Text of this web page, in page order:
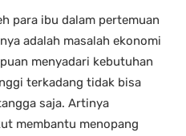
para ibu dalam pertemuan
adalah masalah ekonomi
menyadari kebutuhan
terkadang tidak bisa
saja. Artinya
membantu menopang